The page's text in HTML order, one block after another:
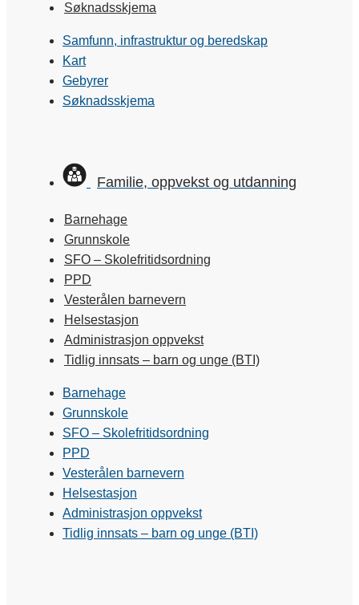
Søknadsskjema
Samfunn, infrastruktur og beredskap
Kart
Gebyrer
Søknadsskjema
Familie, oppvekst og utdanning
Barnehage
Grunnskole
SFO – Skolefritidsordning
PPD
Vesterålen barnevern
Helsestasjon
Administrasjon oppvekst
Tidlig innsats – barn og unge (BTI)
Barnehage
Grunnskole
SFO – Skolefritidsordning
PPD
Vesterålen barnevern
Helsestasjon
Administrasjon oppvekst
Tidlig innsats – barn og unge (BTI)